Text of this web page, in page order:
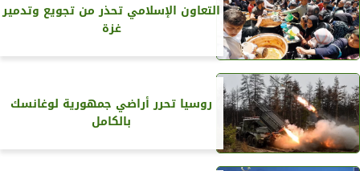
التعاون الإسلامي تحذر من تجويع وتدمير
غزة
روسيا تحرر أراضي جمهورية لوغانسك
بالكامل